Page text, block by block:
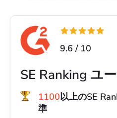
9.6 / 10
SE Ranking ユ
1100以上のSE
準